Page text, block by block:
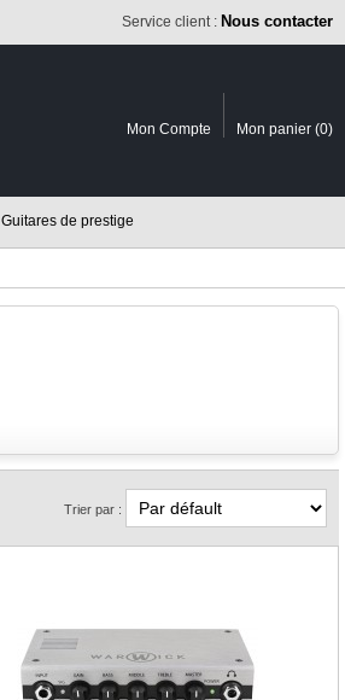
Service client : Nous contacter
Mon Compte Mon panier (0)
Guitares de prestige
Trier par :